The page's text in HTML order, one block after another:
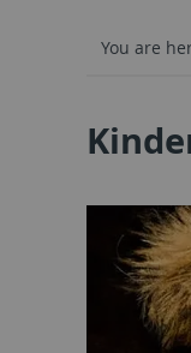
You are